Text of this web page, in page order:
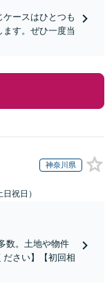
ースはひとつも
す。ぜひ一度当
神奈川県
祝日）
数。土地や物件
さい】【初回相